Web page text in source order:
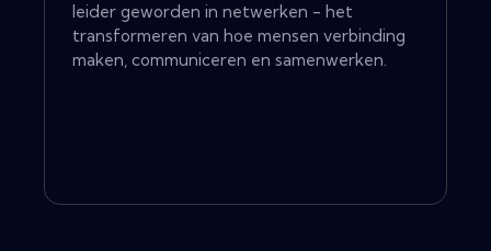
leider geworden in netwerken - het
transformeren van hoe mensen verbinding
maken, communiceren en samenwerken.